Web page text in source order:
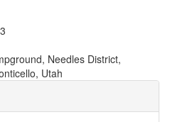
Needles District,
Utah